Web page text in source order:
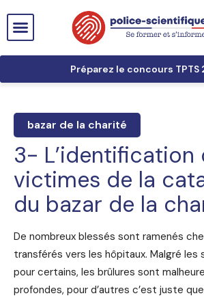
Préparez le concours TPTS
bazar de la charité
3- L’identification
victimes de la
du bazar de la
De nombreux blessés sont ramenés
transférés vers les hôpitaux. Malgré les
pour certains, les brûlures sont
profondes, pour d’autres c’est juste